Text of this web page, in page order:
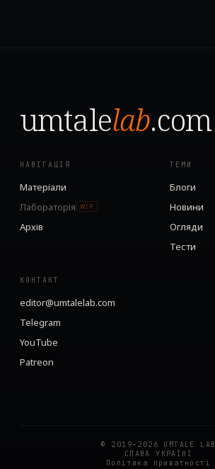
umtalelab.com
НАВІГАЦІЯ
Матеріали
Лабораторія
WIP
Архів
ТЕМИ
Блоги
Новини
Огляди
Тести
КОНТАКТ
editor@umtalelab.com
Telegram
YouTube
Patreon
© 2019–2026 UMTALE LAB
СЛАВА УКРАЇНІ
Політика приватності